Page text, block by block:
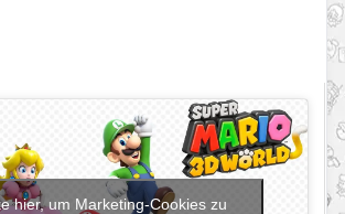
hier, um Marketing-Cookies zu